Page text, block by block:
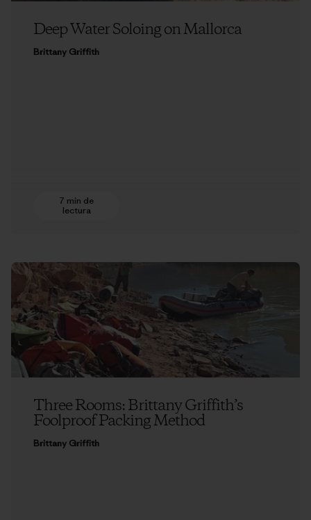
Deep Water Soloing on Mallorca
Brittany Griffith
7 min de
lectura
Three Rooms: Brittany Griffith’s
Foolproof Packing Method
Brittany Griffith